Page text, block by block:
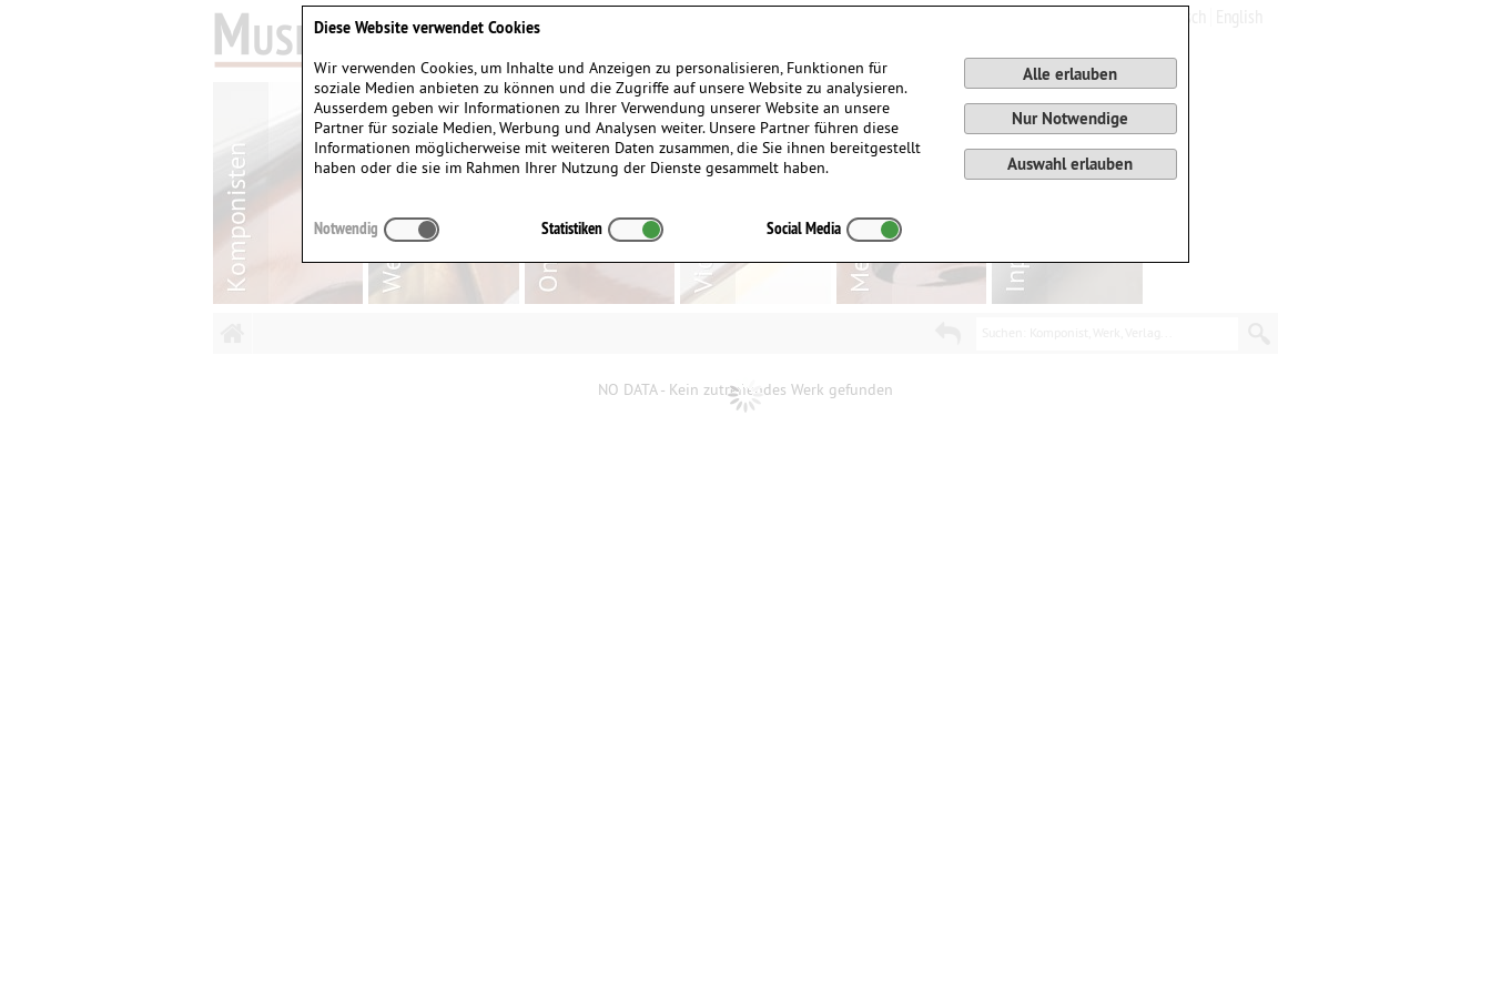
NO DATA - Kein zutreffendes Werk gefunden
Diese Website verwendet Cookies
Wir verwenden Cookies, um Inhalte und Anzeigen zu personalisieren, Funktionen für
soziale Medien anbieten zu können und die Zugriffe auf unsere Website zu analysieren.
Ausserdem geben wir Informationen zu Ihrer Verwendung unserer Website an unsere
Partner für soziale Medien, Werbung und Analysen weiter. Unsere Partner führen diese
Informationen möglicherweise mit weiteren Daten zusammen, die Sie ihnen bereitgestellt
haben oder die sie im Rahmen Ihrer Nutzung der Dienste gesammelt haben.
Alle erlauben
Nur Notwendige
Auswahl erlauben
Notwendig Statistiken Social Media